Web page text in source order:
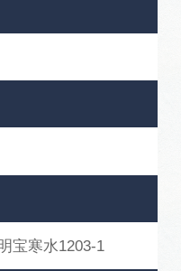
宝寒水1203-1